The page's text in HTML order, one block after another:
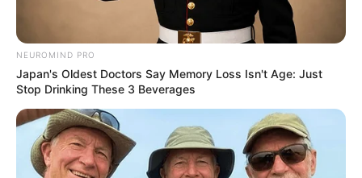
NEUROMIND PRO
Japan's Oldest Doctors Say Memory Loss Isn't Age: Just
Stop Drinking These 3 Beverages